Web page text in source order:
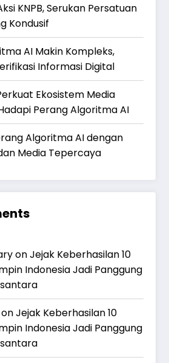
KNPB, Serukan Persatuan
Kondusif
AI Makin Kompleks,
Informasi Digital
Ekosistem Media
Perang Algoritma AI
Algoritma AI dengan
Media Tepercaya
onJejak Keberhasilan 10
Indonesia Jadi Panggung
onJejak Keberhasilan 10
Indonesia Jadi Panggung